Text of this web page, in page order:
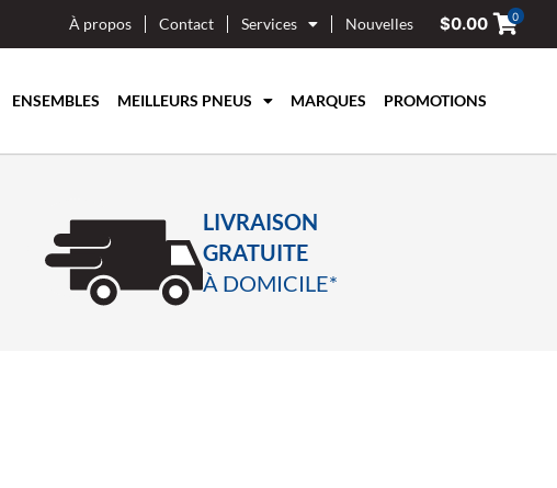
À propos Contact Services Nouvelles $0.00 0
ENSEMBLES MEILLEURS PNEUS MARQUES PROMOTIONS
LIVRAISON
GRATUITE
À DOMICILE*